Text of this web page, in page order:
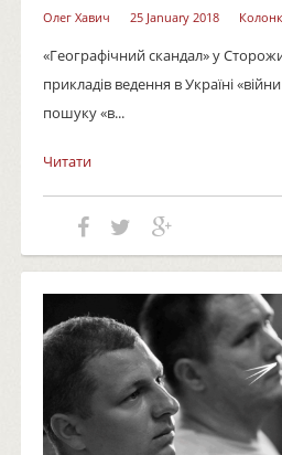
Олег Хавич 25 January 2018
«Географічний скандал» у
прикладів ведення в Україні «війни
пошуку «в...
Читати